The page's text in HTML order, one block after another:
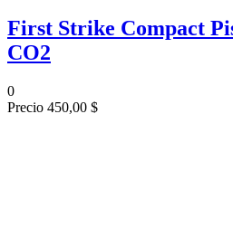
First Strike Compact
CO2
0
Precio 450,00 $